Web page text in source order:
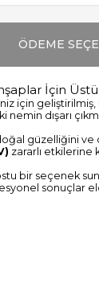
ÖDEME
İçin
için
nemin dışarı
güzelliğini
zararlı etkilerine
bir seçenek
sonuçlar